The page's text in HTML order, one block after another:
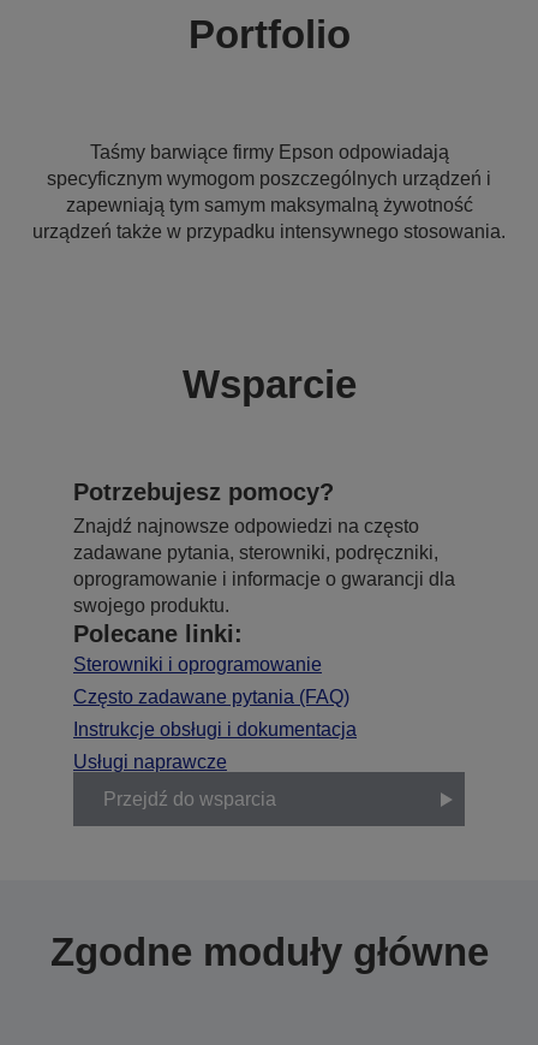
Portfolio
Taśmy barwiące firmy Epson odpowiadają
specyficznym wymogom poszczególnych urządzeń i
zapewniają tym samym maksymalną żywotność
urządzeń także w przypadku intensywnego stosowania.
Wsparcie
Potrzebujesz pomocy?
Znajdź najnowsze odpowiedzi na często
zadawane pytania, sterowniki, podręczniki,
oprogramowanie i informacje o gwarancji dla
swojego produktu.
Polecane linki:
Sterowniki i oprogramowanie
Często zadawane pytania (FAQ)
Instrukcje obsługi i dokumentacja
Usługi naprawcze
Przejdź do wsparcia
Zgodne moduły główne